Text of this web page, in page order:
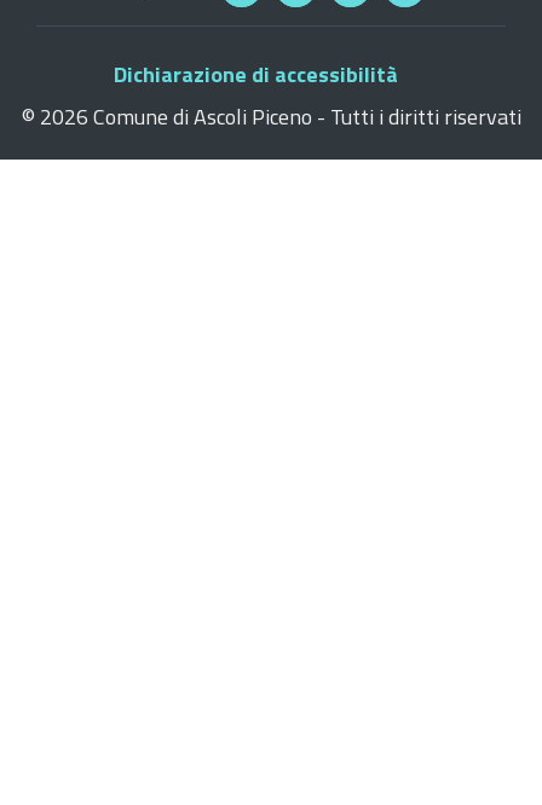
Dichiarazione di accessibilità
© 2026 Comune di Ascoli Piceno - Tutti i diritti riservati